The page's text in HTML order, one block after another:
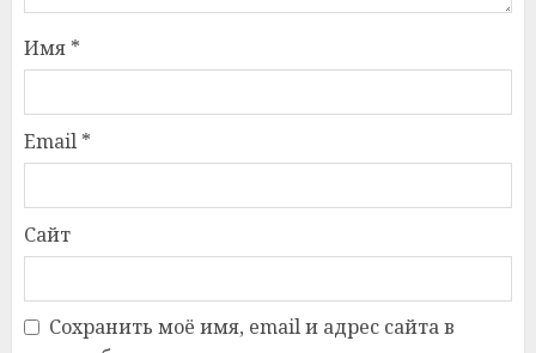
Имя *
Email *
Сайт
Сохранить моё имя, email и адрес сайта в